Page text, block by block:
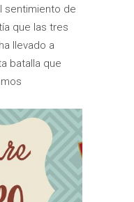
sentimiento de
que las tres
llevado a
batalla que